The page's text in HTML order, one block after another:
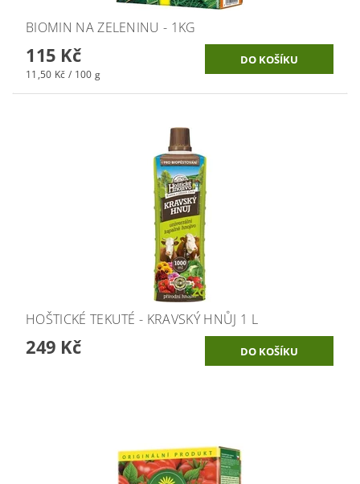
BIOMIN NA ZELENINU - 1KG
115 Kč
11,50 Kč / 100 g
HOŠTICKÉ TEKUTÉ - KRAVSKÝ HNŮJ 1 L
249 Kč